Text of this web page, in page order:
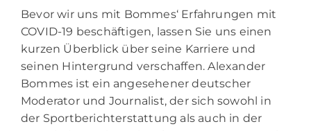
Bevor wir uns mit Bommes‘ Erfahrungen mit
COVID-19 beschäftigen, lassen Sie uns einen
kurzen Überblick über seine Karriere und
seinen Hintergrund verschaffen. Alexander
Bommes ist ein angesehener deutscher
Moderator und Journalist, der sich sowohl in
der Sportberichterstattung als auch in der